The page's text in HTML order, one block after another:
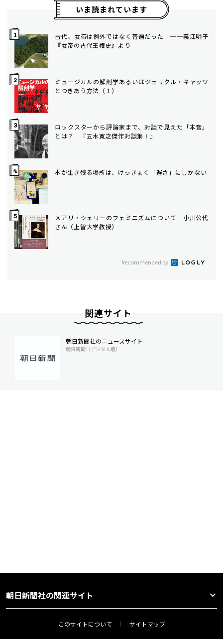
いま読まれています
古代、女帝は例外ではなく普遍だった ──義江明子
『女帝の古代王権史』より
ミュージカルの解剖学――あるいはジェリクル・キャッツ
とつきあう方法（１）
ロックスターから評論家まで、対談で見えた「本音」
とは？ 『五木寛之傑作対談集Ⅰ』
本が生き残る場所は、けっきょく「遅さ」にしかない
メアリ・シェリーのフェミニズムについて 小川公代
さん（上智大学教授）
Recommended by
関連サイト
朝日新聞社のニュースサイト
朝日新聞（デジタル版）
朝日新聞社の関連サイト
このサイトについて サイトマップ